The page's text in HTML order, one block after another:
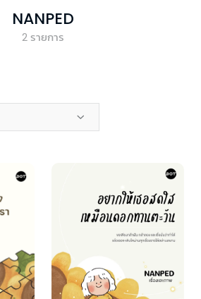
NANPED
2รายการ